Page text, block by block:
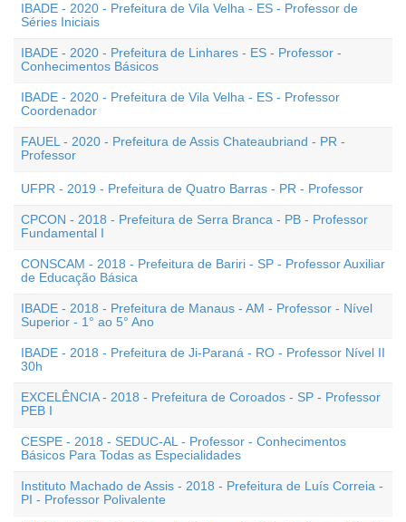
IBADE - 2020 - Prefeitura de Vila Velha - ES - Professor de
Séries Iniciais
IBADE - 2020 - Prefeitura de Linhares - ES - Professor -
Conhecimentos Básicos
IBADE - 2020 - Prefeitura de Vila Velha - ES - Professor
Coordenador
FAUEL - 2020 - Prefeitura de Assis Chateaubriand - PR -
Professor
UFPR - 2019 - Prefeitura de Quatro Barras - PR - Professor
CPCON - 2018 - Prefeitura de Serra Branca - PB - Professor
Fundamental I
CONSCAM - 2018 - Prefeitura de Bariri - SP - Professor Auxiliar
de Educação Básica
IBADE - 2018 - Prefeitura de Manaus - AM - Professor - Nível
Superior - 1° ao 5° Ano
IBADE - 2018 - Prefeitura de Ji-Paraná - RO - Professor Nível II
30h
EXCELÊNCIA - 2018 - Prefeitura de Coroados - SP - Professor
PEB I
CESPE - 2018 - SEDUC-AL - Professor - Conhecimentos
Básicos Para Todas as Especialidades
Instituto Machado de Assis - 2018 - Prefeitura de Luís Correia -
PI - Professor Polivalente